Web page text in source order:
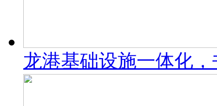
龙港基础设施一体化